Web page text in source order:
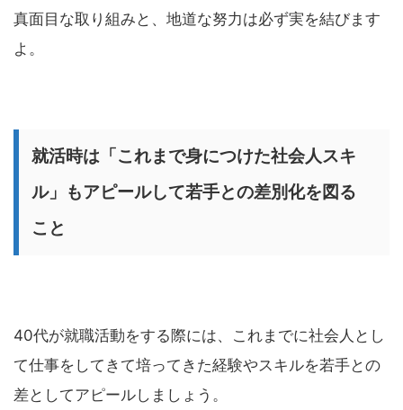
真面目な取り組みと、地道な努力は必ず実を結びます
よ。
就活時は「これまで身につけた社会人スキ
ル」もアピールして若手との差別化を図る
こと
40代が就職活動をする際には、これまでに社会人とし
て仕事をしてきて培ってきた経験やスキルを若手との
差としてアピールしましょう。